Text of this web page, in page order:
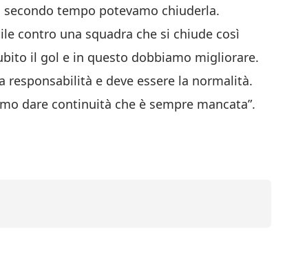
tempo potevamo chiuderla.
contro una squadra che si chiude così
il gol e in questo dobbiamo migliorare.
responsabilità e deve essere la normalità.
dare continuità che è sempre mancata”.